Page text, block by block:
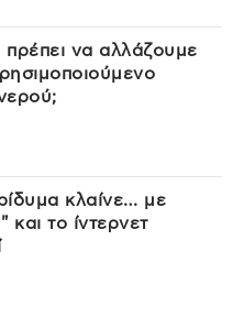
πρέπει να αλλάζουμε
κλαίνε… με
το ίντερνετ